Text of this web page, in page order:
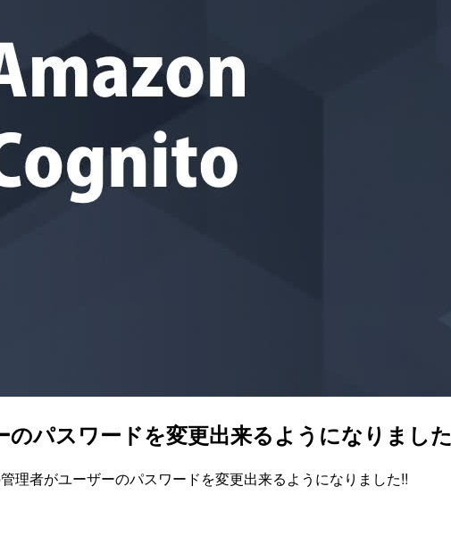
パスワードを変更出来るようになりました
理者がユーザーのパスワードを変更出来るようになりました!!